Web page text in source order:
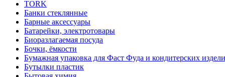
TORK
Банки стеклянные
Барные аксессуары
Батарейки, электротовары
Биоразлагаемая посуда
Бочки, ёмкости
Бумажная упаковка для Фаст Фуда и кондитерских
Бутылки пластик